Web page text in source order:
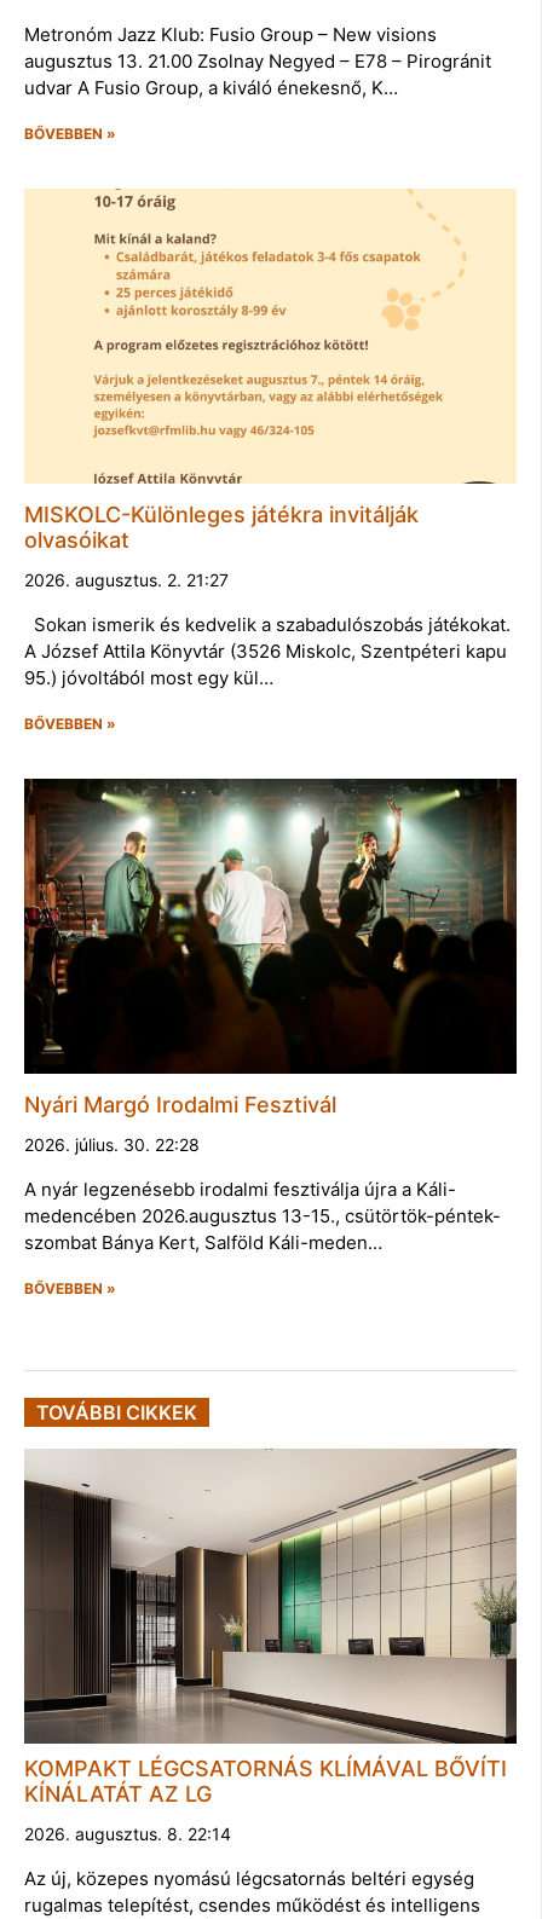
Metronóm Jazz Klub: Fusio Group – New visions
augusztus 13. 21.00 Zsolnay Negyed – E78 – Pirogránit
udvar A Fusio Group, a kiváló énekesnő, K…
BŐVEBBEN »
MISKOLC-Különleges játékra invitálják
olvasóikat
2026. augusztus. 2. 21:27
Sokan ismerik és kedvelik a szabadulószobás játékokat.
A József Attila Könyvtár (3526 Miskolc, Szentpéteri kapu
95.) jóvoltából most egy kül…
BŐVEBBEN »
Nyári Margó Irodalmi Fesztivál
2026. július. 30. 22:28
A nyár legzenésebb irodalmi fesztiválja újra a Káli-
medencében 2026.augusztus 13-15., csütörtök-péntek-
szombat Bánya Kert, Salföld Káli-meden…
BŐVEBBEN »
TOVÁBBI CIKKEK
KOMPAKT LÉGCSATORNÁS KLÍMÁVAL BŐVÍTI
KÍNÁLATÁT AZ LG
2026. augusztus. 8. 22:14
Az új, közepes nyomású légcsatornás beltéri egység
rugalmas telepítést, csendes működést és intelligens